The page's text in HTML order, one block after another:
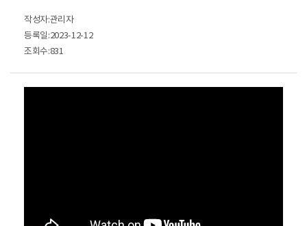
작성자:관리자
등록일:2023-12-12
조회수:831